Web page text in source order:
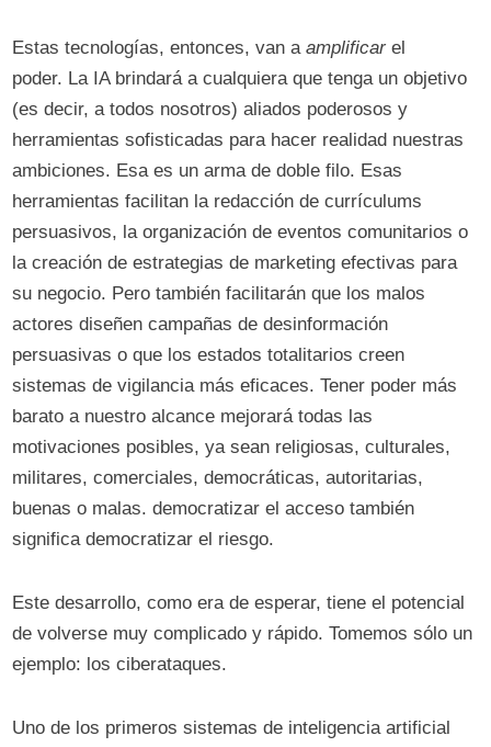
Estas tecnologías, entonces, van aamplificar el
poder. La IA brindará a cualquiera que tenga un objetivo
(es decir, a todos nosotros) aliados poderosos y
herramientas sofisticadas para hacer realidad nuestras
ambiciones. Esa es un arma de doble filo. Esas
herramientas facilitan la redacción de currículums
persuasivos, la organización de eventos comunitarios o
la creación de estrategias de marketing efectivas para
su negocio. Pero también facilitarán que los malos
actores diseñen campañas de desinformación
persuasivas o que los estados totalitarios creen
sistemas de vigilancia más eficaces. Tener poder más
barato a nuestro alcance mejorará todas las
motivaciones posibles, ya sean religiosas, culturales,
militares, comerciales, democráticas, autoritarias,
buenas o malas. democratizar el acceso también
significa democratizar el riesgo.
Este desarrollo, como era de esperar, tiene el potencial
de volverse muy complicado y rápido. Tomemos sólo un
ejemplo: los ciberataques.
Uno de los primeros sistemas de inteligencia artificial